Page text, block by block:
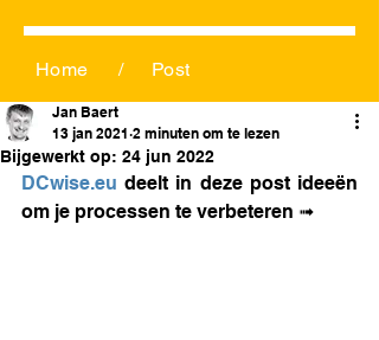
Home / Post
Jan Baert
13 jan 2021 2 minuten om te lezen
Bijgewerkt op: 24 jun 2022
DCwise.eu deelt in deze post ideeën
om je processen te verbeteren ➟